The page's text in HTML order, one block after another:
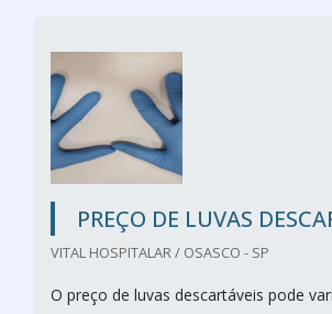
PREÇO DE LUVAS
VITAL HOSPITALAR / OSASCO - SP
O preço de luvas descartáveis pode